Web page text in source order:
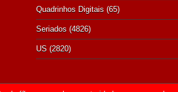
Quadrinhos Digitais (65)
Seriados (4826)
US (2820)